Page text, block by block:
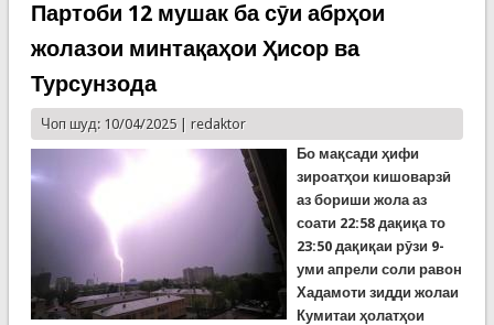
Партоби 12 мушак ба сӯи абрҳои
жолазои минтақаҳои Ҳисор ва
Турсунзода
Чоп шуд: 10/04/2025 | redaktor
Бо мақсади ҳифи
зироатҳои кишоварзӣ
аз бориши жола аз
соати 22:58 дақиқа то
23:50 дақиқаи рӯзи 9-
уми апрели соли равон
Хадамоти зидди жолаи
Кумитаи ҳолатҳои